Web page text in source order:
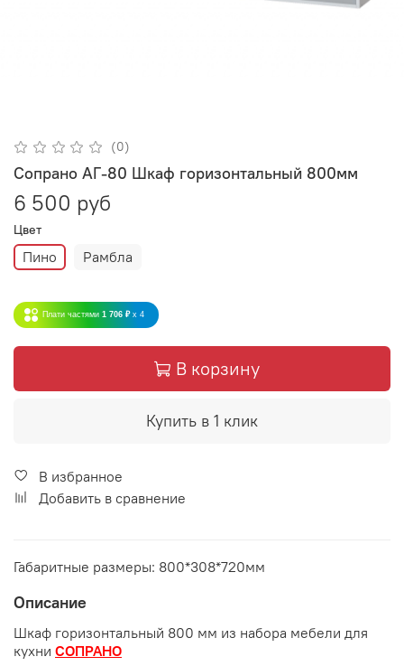
(0)
Сопрано АГ-80 Шкаф горизонтальный 800мм
6 500 руб
Цвет
Пино Рамбла
Плати частями 1 706 ₽ x 4
В корзину
Купить в 1 клик
В избранное
Добавить в сравнение
Габаритные размеры: 800*308*720мм
Описание
Шкаф горизонтальный 800 мм из набора мебели для
кухни СОПРАНО